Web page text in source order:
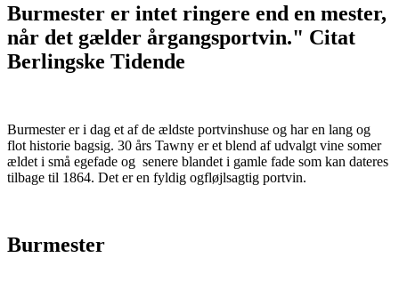
Burmester er intet ringere end en mester,
når det gælder årgangsportvin." Citat
Berlingske Tidende
Burmester er i dag et af de ældste portvinshuse og har en lang og
flot historie bagsig. 30 års Tawny er et blend af udvalgt vine somer
ældet i små egefade og senere blandet i gamle fade som kan dateres
tilbage til 1864. Det er en fyldig ogfløjlsagtig portvin.
Burmester